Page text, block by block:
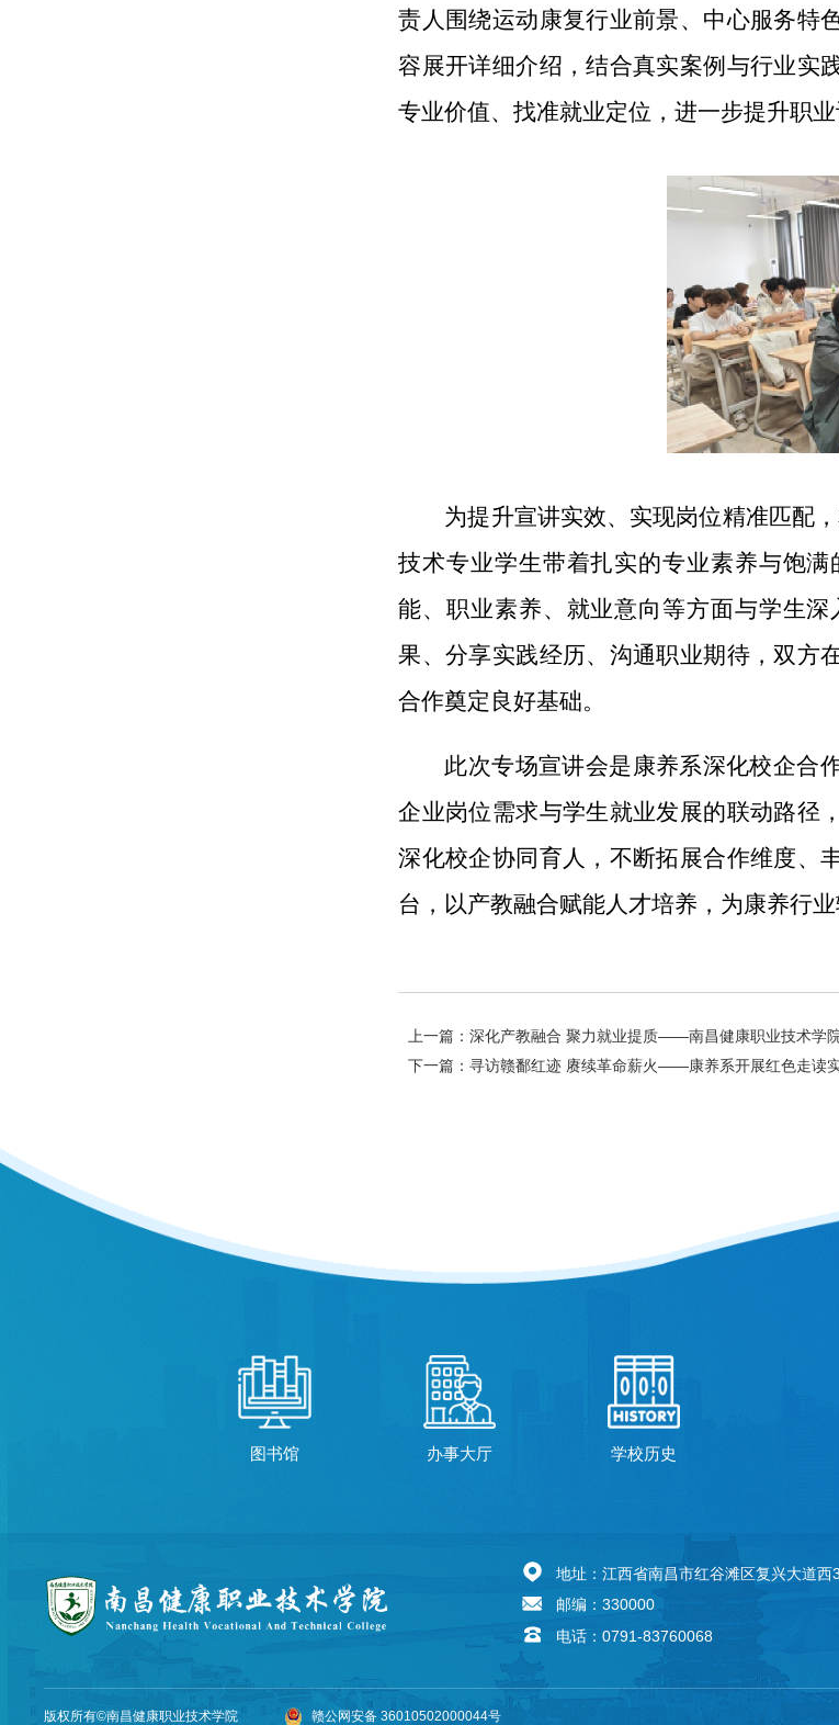
责人围绕运动康复行业前景、中心服务特
容展开详细介绍，结合真实案例与行业实
专业价值、找准就业定位，进一步提升职业
为提升宣讲实效、实现岗位精准匹配
技术专业学生带着扎实的专业素养与饱
能、职业素养、就业意向等方面与学生
果、分享实践经历、沟通职业期待，双方
合作奠定良好基础。
此次专场宣讲会是康养系深化校企合
企业岗位需求与学生就业发展的联动路径
深化校企协同育人，不断拓展合作维度、
台，以产教融合赋能人才培养，为康养行
上一篇：深化产教融合 聚力就业提质——南昌健康职业技术学
下一篇：寻访赣鄱红迹 赓续革命薪火——康养系开展红色走读
图书馆 办事大厅 学校历史
地址：江西省南昌市红谷滩区复兴大道西
邮编：330000
电话：0791-83760068
版权所有©南昌健康职业技术学院 赣公网安备 36010502000044号